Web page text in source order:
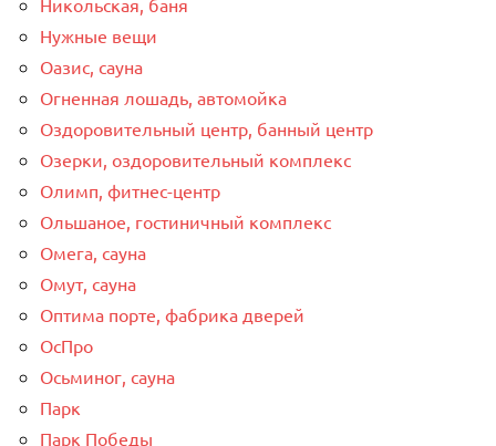
Никольская, баня
Нужные вещи
Оазис, сауна
Огненная лошадь, автомойка
Оздоровительный центр, банный центр
Озерки, оздоровительный комплекс
Олимп, фитнес-центр
Ольшаное, гостиничный комплекс
Омега, сауна
Омут, сауна
Оптима порте, фабрика дверей
ОсПро
Осьминог, сауна
Парк
Парк Победы